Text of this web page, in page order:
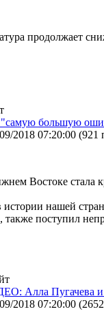
продолжает
"самую большую
2018 07:20:00 (921
Востоке
нашей
поступил
Алла Пугачева и
2018 07:20:00 (